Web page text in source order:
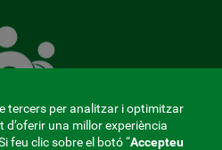
tercers per analitzar i optimitzar
una millor experiència
feu clic sobre el botó “Accepteu